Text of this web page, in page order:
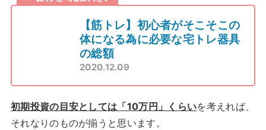
【筋トレ】初心者がそこそこの
体になる為に必要な宅トレ器具
の総額
2020.12.09
初期投資の目安としては「10万円」くらいを考えれば、
それなりのものが揃うと思います。